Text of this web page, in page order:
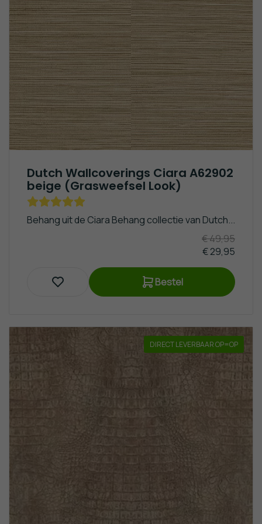
Dutch Wallcoverings Ciara A62902
beige (Grasweefsel Look)
Behang uit de Ciara Behang collectie van Dutch...
€ 49,95
€ 29,95
Bestel
DIRECT LEVERBAAR OP=OP